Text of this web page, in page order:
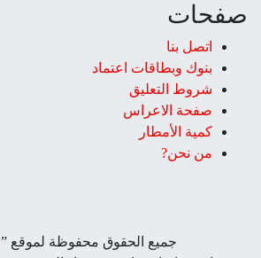
صفحات
اتصل بنا
بنوك وبطاقات اعتماد
شروط التعليق‎
صفحة الاعراس
كمية الأمطار
من نحن?
جميع الحقوق محفوظة لموقع ”